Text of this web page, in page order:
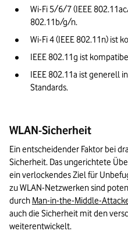
Wi-Fi 5/6/7 (IEEE
802.11b/g/n.
Wi-Fi 4 (IEEE 802.11n) ist
IEEE 802.11g ist
IEEE 802.11a ist generell
Standards.
WLAN-Sicherheit
Ein entscheidender Faktor bei
Sicherheit. Das ungerichtete
ein verlockendes Ziel für
zu WLAN-Netzwerken sind
durch Man-in-the-Middle-
auch die Sicherheit mit den
weiterentwickelt.